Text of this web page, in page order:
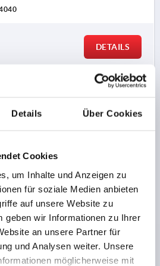
Details Über Cookies
Cookies
um Inhalte und Anzeigen zu
für soziale Medien anbieten
auf unsere Website zu
geben wir Informationen zu Ihrer
an unsere Partner für
und Analysen weiter. Unsere
möglicherweise mit
DETAILS
I, BN=8
VERSION=40 X 80